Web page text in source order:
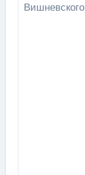
Вишневского